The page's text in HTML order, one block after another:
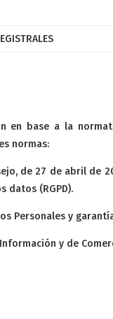
en base a la
normas:
de 27 de abril
datos (RGPD).
Personales y
y de